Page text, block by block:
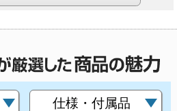
仕様・付属品